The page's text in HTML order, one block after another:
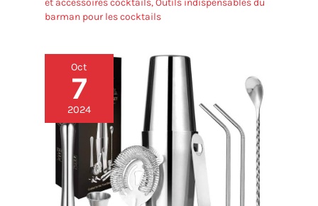
barman pour les cocktails
Oct
7
2024